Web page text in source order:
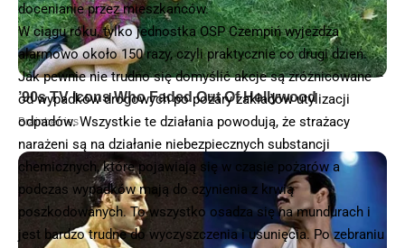
docenianie przez mieszkańców.
W ciągu roku, tylko jednostka OSP Czempiń wyjeżdża
alarmowo około 150 razy, czyli praktycznie co drugi dzień.
Jak pewnie nie trudno się domyślić akcje są zróżnicowane –
od wypadków drogowych po pożary zakładów utylizacji
odpadów. Wszystkie te działania powodują, że strażacy
narażeni są na działanie niebezpiecznych substancji
chemicznych, które pojawiają się w czasie pożarów a
podczas wypadków mają do czynienia z krwią
poszkodowanych. To wszystko osadza się na mundurach i
jest bardzo trudne do wyczyszczenia i usunięcia. Po zebraniu